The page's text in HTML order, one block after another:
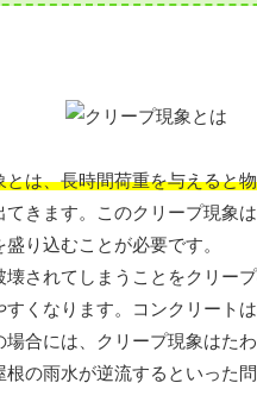
は、長時間荷重を与えると
きます。このクリープ現象
り込むことが必要です。
壊されてしまうことをクリー
すくなります。コンクリート
合には、クリープ現象はた
の雨水が逆流するといった